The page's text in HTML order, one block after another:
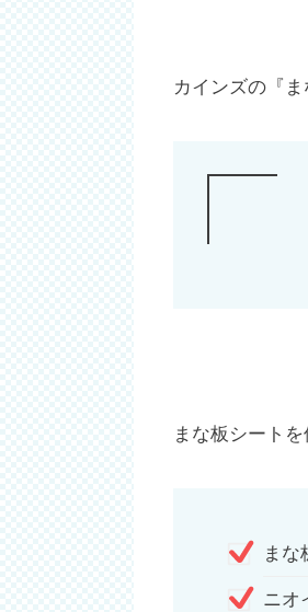
カインズの『
まな板シート
まな
ニオ